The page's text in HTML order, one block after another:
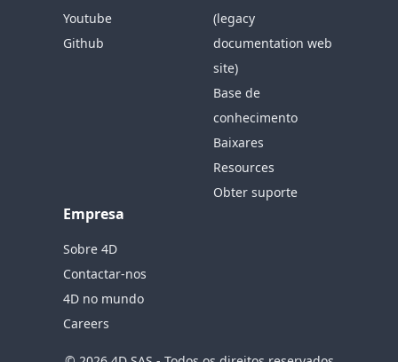
Youtube
Github
(legacy
documentation web
site)
Base de
conhecimento
Baixares
Resources
Obter suporte
Empresa
Sobre 4D
Contactar-nos
4D no mundo
Careers